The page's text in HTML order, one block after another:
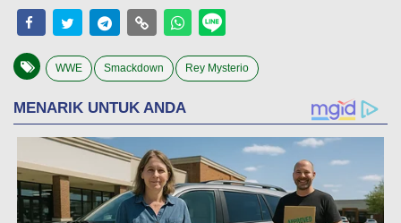
WWE Smackdown Rey Mysterio